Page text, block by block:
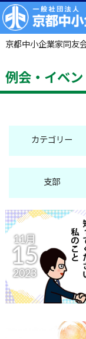
京都中小企業家同友
例会・イベン
カテゴリー
支部
11月
15
2023